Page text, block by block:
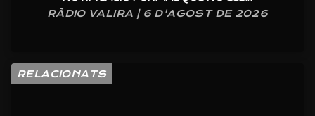
RÀDIO VALIRA | 6 D'AGOST DE 2026
RELACIONATS